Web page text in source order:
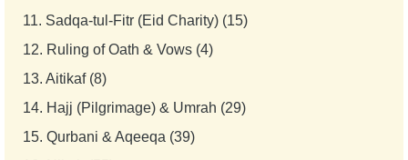
11. Sadqa-tul-Fitr (Eid Charity) (15)
12. Ruling of Oath & Vows (4)
13. Aitikaf (8)
14. Hajj (Pilgrimage) & Umrah (29)
15. Qurbani & Aqeeqa (39)